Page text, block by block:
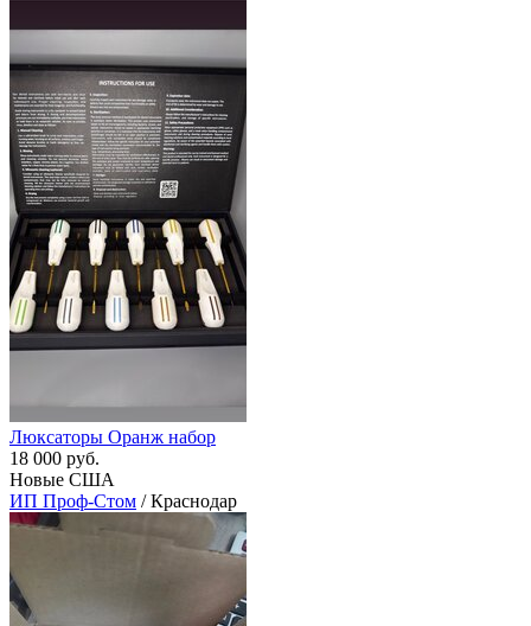
Люксаторы Оранж набор
18 000 руб.
Новые США
ИП Проф-Стом / Краснодар